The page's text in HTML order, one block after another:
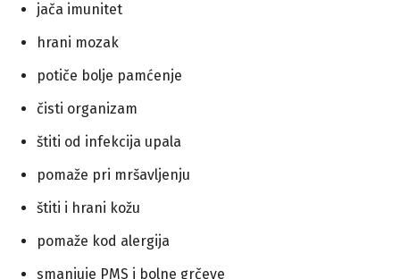
jača imunitet
hrani mozak
potiče bolje pamćenje
čisti organizam
štiti od infekcija upala
pomaže pri mršavljenju
štiti i hrani kožu
pomaže kod alergija
smanjuje PMS i bolne grčeve